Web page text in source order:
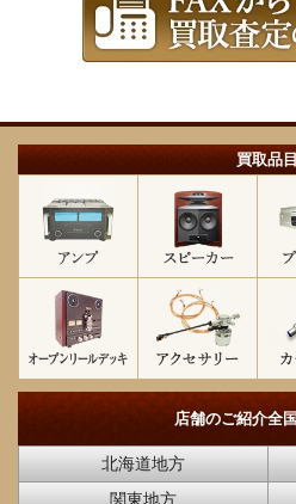
買取品目
店舗のご紹介全
北海道地方
関東地方